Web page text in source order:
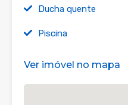
Ducha quente
Piscina
Ver imóvel no mapa